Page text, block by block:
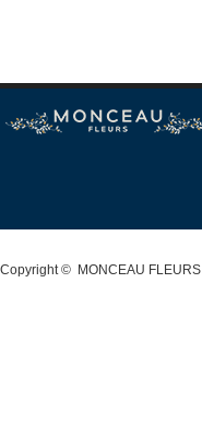
Copyright © MONCEAU FLEURS